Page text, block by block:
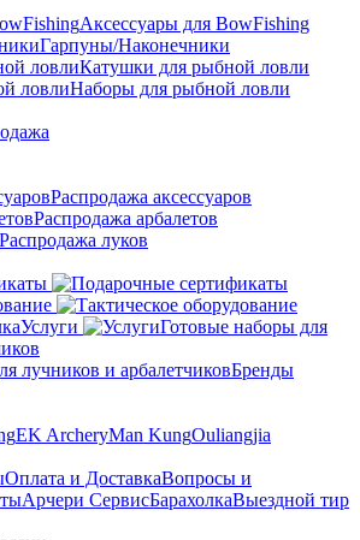
Аксессуары для BowFishing
Гарпуны/Наконечники
Катушки для рыбной ловли
Наборы для рыбной ловли
Распродажа аксессуаров
Распродажа арбалетов
Распродажа луков
Услуги
Готовые наборы для
Бренды
EK ArcheryMan KungOuliangjia
Оплата и ДоставкаВопросы и
Арчери СервисБарахолкаВыездной тир